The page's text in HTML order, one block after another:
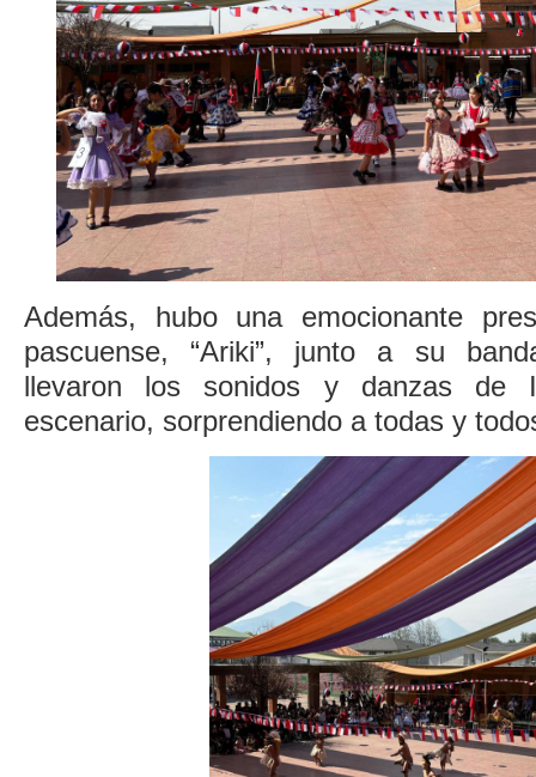
Además, hubo una emocionante
pascuense, “Ariki”, junto a su
llevaron los sonidos y danzas de
escenario, sorprendiendo a todas y